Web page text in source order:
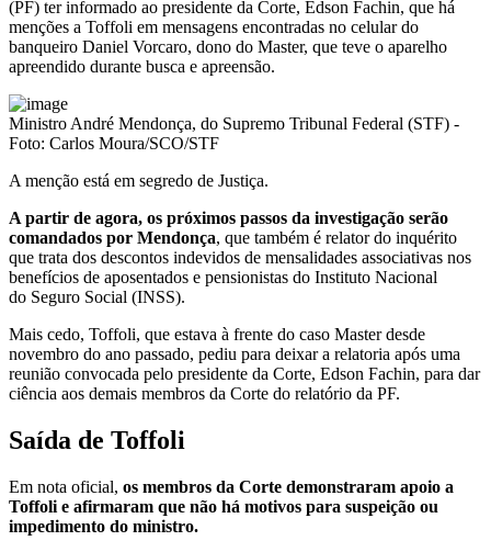
(PF) ter informado ao presidente da Corte, Edson Fachin, que há
menções a Toffoli em mensagens encontradas no celular do
banqueiro Daniel Vorcaro, dono do Master, que teve o aparelho
apreendido durante busca e apreensão.
Ministro André Mendonça, do Supremo Tribunal Federal (STF) -
Foto: Carlos Moura/SCO/STF
A menção está em segredo de Justiça.
A partir de agora, os próximos passos da investigação serão
comandados por Mendonça, que também é relator do inquérito
que trata dos descontos indevidos de mensalidades associativas nos
benefícios de aposentados e pensionistas do Instituto Nacional
do Seguro Social (INSS).
Mais cedo, Toffoli, que estava à frente do caso Master desde
novembro do ano passado, pediu para deixar a relatoria após uma
reunião convocada pelo presidente da Corte, Edson Fachin, para dar
ciência aos demais membros da Corte do relatório da PF.
Saída de Toffoli
Em nota oficial, os membros da Corte demonstraram apoio a
Toffoli e afirmaram que não há motivos para suspeição ou
impedimento do ministro.